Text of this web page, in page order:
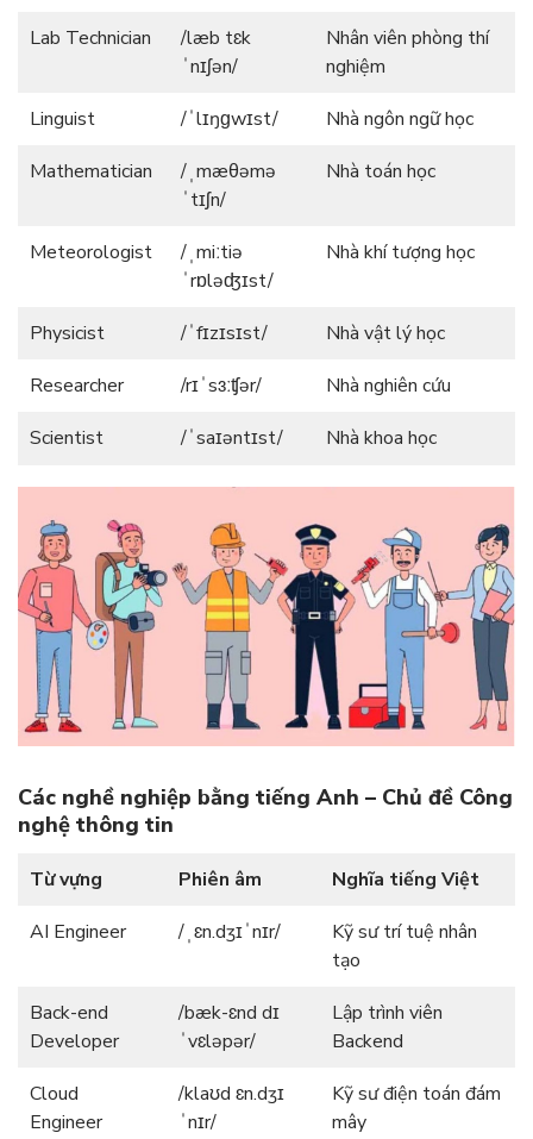
Lab Technician
/læb tɛk
ˈnɪʃən/
Nhân viên phòng thí
nghiệm
Linguist
/ˈlɪŋɡwɪst/
Nhà ngôn ngữ học
Mathematician
/ˌmæθəmə
ˈtɪʃn/
Nhà toán học
Meteorologist
/ˌmiːtiə
ˈrɒləʤɪst/
Nhà khí tượng học
Physicist /ˈfɪzɪsɪst/
Nhà vật lý học
Researcher
/rɪˈsɜːʧər/
Nhà nghiên cứu
Scientist
/ˈsaɪəntɪst/ Nhà khoa học
Các nghề nghiệp bằng tiếng Anh – Chủ đề Công
nghệ thông tin
Từ vựng Phiên âm
Nghĩa tiếng Việt
AI Engineer
/ˌɛn.dʒɪˈnɪr/
Kỹ sư trí tuệ nhân
tạo
Back-end
Developer
/bæk-ɛnd dɪ
ˈvɛləpər/
Lập trình viên
Backend
Cloud
Engineer
/klaʊd ɛn.dʒɪ
ˈnɪr/
Kỹ sư điện toán đám
mây